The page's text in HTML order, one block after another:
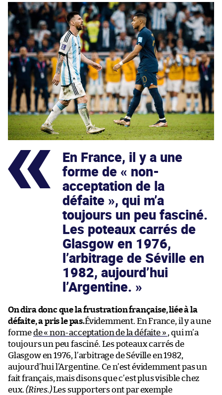
En France, il y a une
forme de « non-
acceptation de la
défaite », qui m’a
toujours un peu fasciné.
Les poteaux carrés de
Glasgow en 1976,
l’arbitrage de Séville en
1982, aujourd’hui
l’Argentine.
On dira donc que la frustration française, liée à la
défaite, a pris le pas.Évidemment. En France, il y a une
formede « non-acceptation de la défaite » , qui m’a
toujours un peu fasciné. Les poteaux carrés de
Glasgow en 1976, l’arbitrage de Séville en 1982,
aujourd’hui l’Argentine. Ce n’est évidemment pas un
fait français, mais disons que c’est plus visible chez
eux.(Rires.)Les supporters ont par exemple